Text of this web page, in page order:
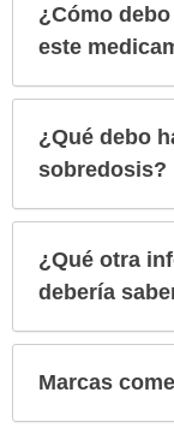
¿Cómo
este
¿Qué debo
sobredosis?
¿Qué otra
debería
Marcas